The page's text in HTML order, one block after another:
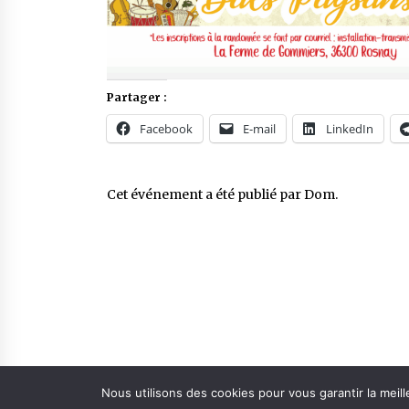
Partager :
Facebook E-mail LinkedIn
Cet événement a été publié par Dom.
Nous utilisons des cookies pour vous garantir la